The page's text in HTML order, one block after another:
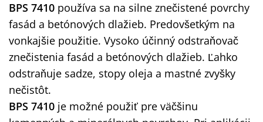
BPS 7410 používa sa na silne znečistené povrchy
fasád a betónových dlažieb. Predovšetkým na
vonkajšie použitie. Vysoko účinný odstraňovač
znečistenia fasád a betónových dlažieb. Ľahko
odstraňuje sadze, stopy oleja a mastné zvyšky
nečistôt.
BPS 7410 je možné použiť pre väčšinu